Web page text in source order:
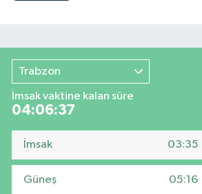
Trabzon
İmsak vaktine kalan süre
04:06:36
İmsak 03:35
Güneş 05:16